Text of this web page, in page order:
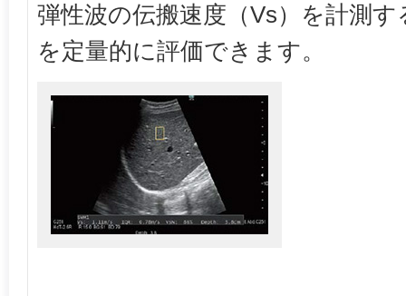
弾性波の伝搬速度（Vs）を計測
を定量的に評価できます。